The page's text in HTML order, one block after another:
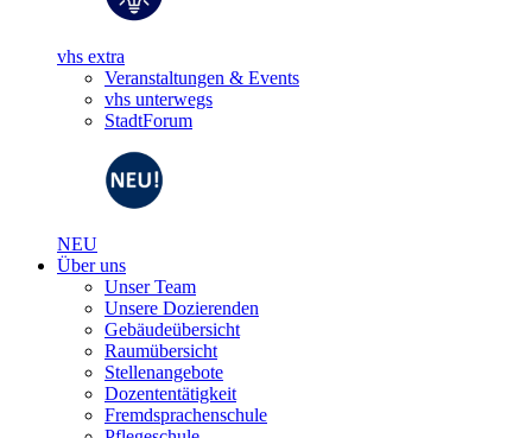
vhs extra
Veranstaltungen & Events
vhs unterwegs
StadtForum
NEU
Über uns
Unser Team
Unsere Dozierenden
Gebäudeübersicht
Raumübersicht
Stellenangebote
Dozententätigkeit
Fremdsprachenschule